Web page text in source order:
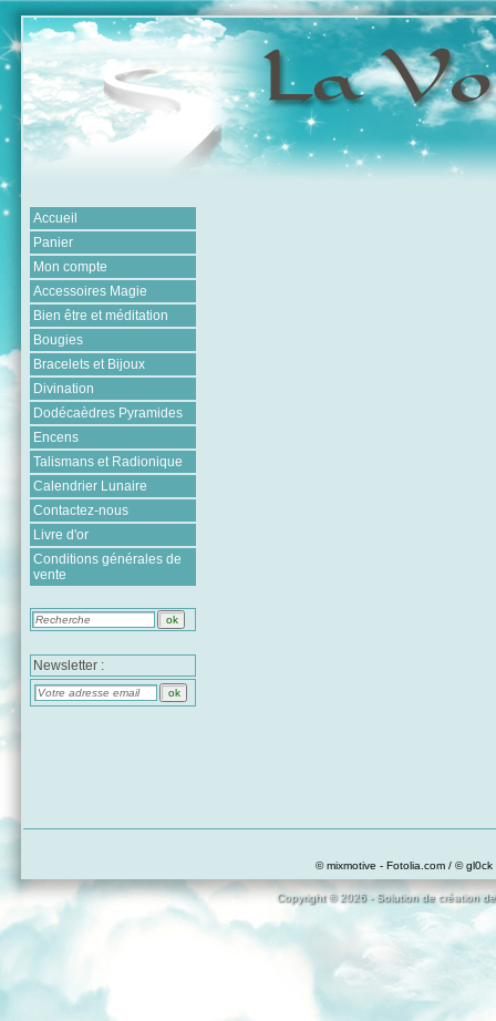
Accueil
Panier
Mon compte
Accessoires Magie
Bien être et méditation
Bougies
Bracelets et Bijoux
Divination
Dodécaèdres Pyramides
Encens
Talismans et Radionique
Calendrier Lunaire
Contactez-nous
Livre d'or
Conditions générales de
vente
Newsletter :
© mixmotive - Fotolia.com / ©
Copyright © 2026 - Solution de création